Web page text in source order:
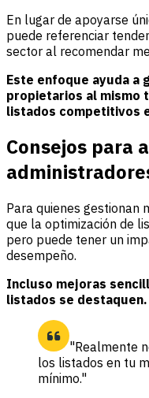
En lugar de apoyarse
puede referenciar
sector al recomendar
Este enfoque ayuda a
propietarios al mismo
listados competitivos
Consejos para
Para quienes gestionan
que la optimización de
pero puede tener un
desempeño.
Incluso mejoras
listados se destaquen.
"Realmente
los listados en tu
mínimo."